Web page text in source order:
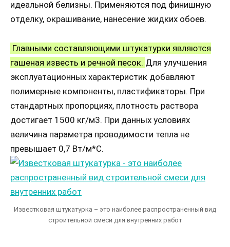
идеальной белизны. Применяются под финишную
отделку, окрашивание, нанесение жидких обоев.
Главными составляющими штукатурки являются
гашеная известь и речной песок. Для улучшения
эксплуатационных характеристик добавляют
полимерные компоненты, пластификаторы. При
стандартных пропорциях, плотность раствора
достигает 1500 кг/м3. При данных условиях
величина параметра проводимости тепла не
превышает 0,7 Вт/м*С.
Известковая штукатурка – это наиболее распространенный вид
строительной смеси для внутренних работ